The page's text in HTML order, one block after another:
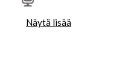
Näytä lisää